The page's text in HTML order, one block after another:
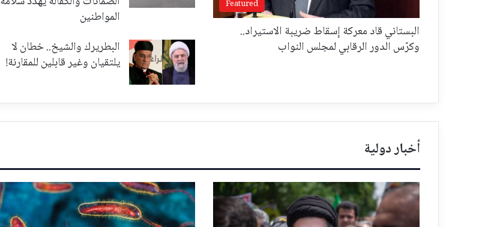
Featured
البستاني قاد معركة إسقاط ضريبة الاستيراد..
وكرّس الدور الرقابي لمجلس النواب
المواطنين
البطريرك والشيخ.. خطان لا
يلتقيان وغير قابلين للمقارنة!
أخبار دولية